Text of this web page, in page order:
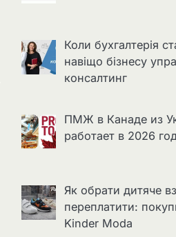
Коли бухгалтерія
навіщо бізнесу
консалтинг
ПМЖ в Канаде из
работает в 2026
Як обрати дитяче
переплатити:
Kinder Moda